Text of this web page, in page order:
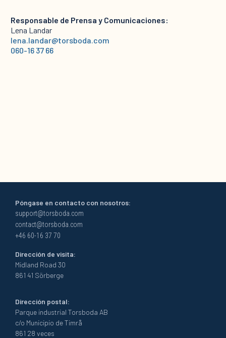
Responsable de Prensa y Comunicaciones:
Lena Landar
lena.landar@torsboda.com
060-16 37 66
Póngase en contacto con nosotros:
support@torsboda.com
contact@torsboda.com
+46 60-16 37 70
Dirección de visita:
Midland Road 30
861 41 Sörberge
Dirección postal:
Parque industrial Torsboda AB
c/o Municipio de Timrå
861 28 veces